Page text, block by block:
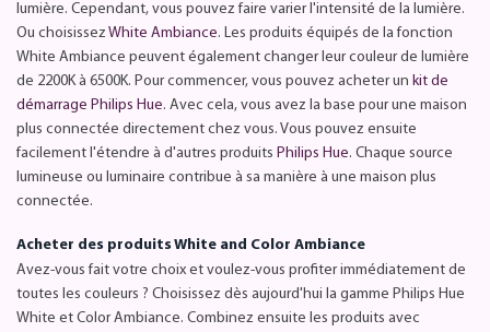
lumière. Cependant, vous pouvez faire varier l'intensité de la lumière.
Ou choisissez White Ambiance. Les produits équipés de la fonction
White Ambiance peuvent également changer leur couleur de lumière
de 2200K à 6500K. Pour commencer, vous pouvez acheter un kit de
démarrage Philips Hue. Avec cela, vous avez la base pour une maison
plus connectée directement chez vous. Vous pouvez ensuite
facilement l'étendre à d'autres produits Philips Hue. Chaque source
lumineuse ou luminaire contribue à sa manière à une maison plus
connectée.
Acheter des produits White and Color Ambiance
Avez-vous fait votre choix et voulez-vous profiter immédiatement de
toutes les couleurs ? Choisissez dès aujourd'hui la gamme Philips Hue
White et Color Ambiance. Combinez ensuite les produits avec